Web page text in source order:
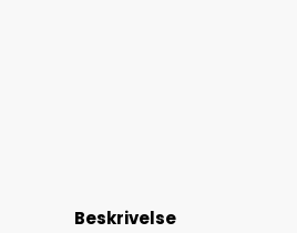
Beskrivelse